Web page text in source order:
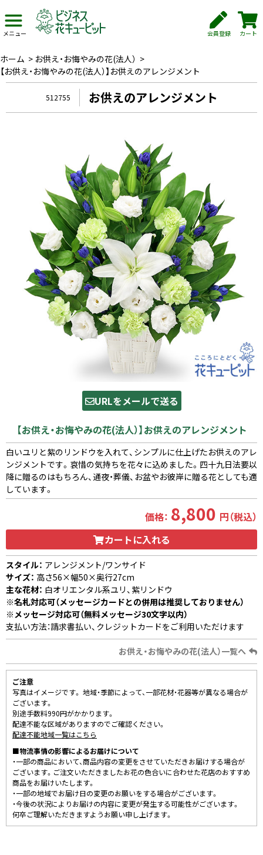
メニュー 会員登録 カート
ホーム > お供え・お悔やみの花(法人） >
【お供え・お悔やみの花(法人）】お供えのアレンジメント
512755 お供えのアレンジメント
URLをメールで送る
【お供え・お悔やみの花(法人）】お供えのアレンジメント
白いユリと紫のリンドウを入れて、シンプルに仕上げたお供えのアレ
ンジメントです。哀惜の気持ちを花々に込めました。四十九日法要以
降に贈るのはもちろん、通夜・葬儀、お盆やお彼岸に贈る花としても適
しています。
価格： 8,800 円（税込）
カートに入れる
スタイル： アレンジメント/ワンサイド
サイズ： 高さ56×幅50×奥行27cm
主な花材： 白オリエンタル系ユリ、紫リンドウ
※名札対応可（メッセージカードとの併用は推奨しておりません）
※メッセージ対応可（無料メッセージ30文字以内）
支払い方法：請求書払い、クレジットカードをご利用いただけます
お供え・お悔やみの花(法人）一覧へ
ご注意
写真はイメージです。 地域・季節によって、一部花材・花器等が異なる場合が
ございます。
別途手数料990円がかかります。
配達不能な区域がありますのでご確認ください。
配達不能地域一覧はこちら
■物流事情の影響によるお届けについて
・一部の商品において、商品内容の変更をさせていただきお届けする場合が
ございます。ご注文いただきましたお花の色合いに合わせた花店のおすすめ
商品をお届けいたします。
・一部の地域でお届け日の変更のお願いをする場合がございます。
・今後の状況によりお届けの内容に変更が発生する可能性がございます。
何卒ご理解いただきますようお願い申し上げます。